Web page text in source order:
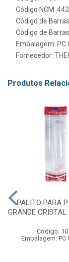
Código NCM:
Código de
Código de
Embalagem: PC
Fornecedor:
Produtos
PALITO PARA
GRANDE CRISTAL
Código:
Embalagem: PC